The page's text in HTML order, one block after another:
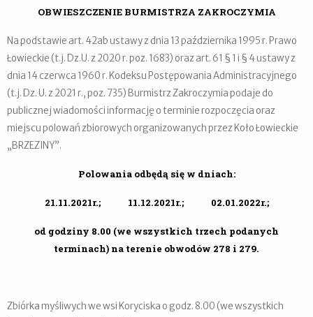
OBWIESZCZENIE BURMISTRZA ZAKROCZYMIA
Na podstawie art. 42ab ustawy z dnia 13 października 1995 r. Prawo
Łowieckie (t.j. Dz.U. z 2020 r. poz. 1683) oraz art. 61 § 1 i § 4 ustawy z
dnia 14 czerwca 1960 r. Kodeksu Postępowania Administracyjnego
(t.j. Dz. U. z 2021 r., poz. 735) Burmistrz Zakroczymia podaje do
publicznej wiadomości informację o terminie rozpoczęcia oraz
miejscu polowań zbiorowych organizowanych przez Koło Łowieckie
„BRZEZINY”.
Polowania odbędą się w dniach:
21.11.2021r.; 11.12.2021r.; 02.01.2022r.;
od godziny 8.00 (we wszystkich trzech podanych
terminach) na terenie obwodów 278 i 279.
Zbiórka myśliwych we wsi Koryciska o godz. 8.00 (we wszystkich